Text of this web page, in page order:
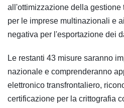
all'ottimizzazione della gestione
per le imprese multinazionali e
negativa per l'esportazione dei
Le restanti 43 misure saranno
nazionale e comprenderanno
elettronico transfrontaliero,
certificazione per la crittografia